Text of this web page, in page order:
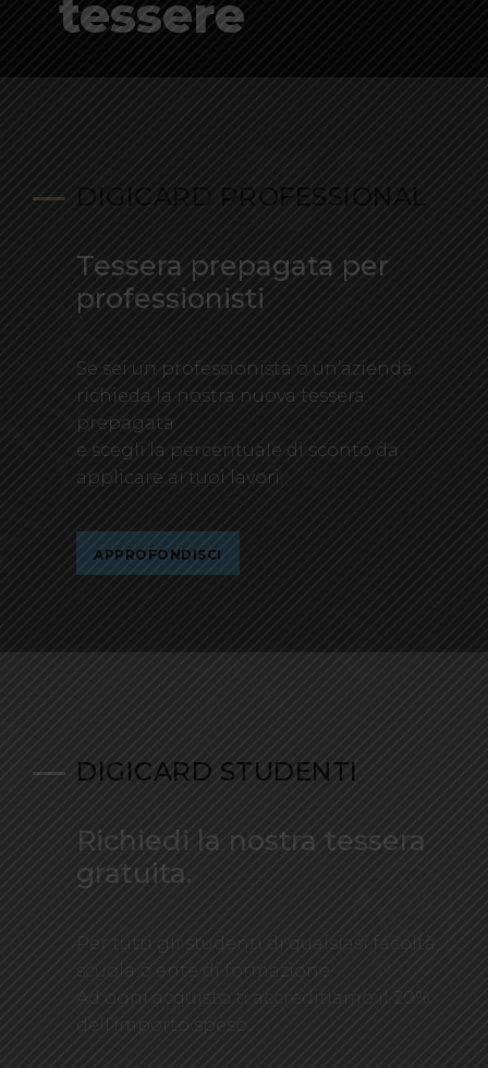
tessere
DIGICARD PROFESSIONAL
Tessera prepagata per
professionisti
Se sei un professionista o un’azienda
richieda la nostra nuova tessera
prepagata
e scegli la percentuale di sconto da
applicare ai tuoi lavori.
APPROFONDISCI
DIGICARD STUDENTI
Richiedi la nostra tessera
gratuita.
Per tutti gli studenti di qualsiasi facoltà,
scuola o ente di formazione.
Ad ogni acquisto ti accreditiamo il 20%
dell’importo speso.